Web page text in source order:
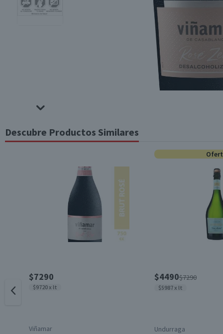
Descubre Productos Similares
$7290
$9720 x lt
Viñamar
$4490$7290
$5987 x lt
Undurraga